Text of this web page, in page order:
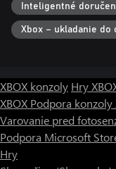
Inteligentné
Xbox – ukladanie do
XBOX konzoly Hry
XBOX Podpora konzoly
Varovanie pred
Podpora Microsoft
Hry